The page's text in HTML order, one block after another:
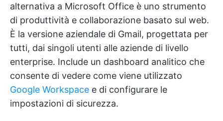
alternativa a Microsoft Office è uno strumento
di produttività e collaborazione basato sul web.
È la versione aziendale di Gmail, progettata per
tutti, dai singoli utenti alle aziende di livello
enterprise. Include un dashboard analitico che
consente di vedere come viene utilizzato
Google Workspace e di configurare le
impostazioni di sicurezza.